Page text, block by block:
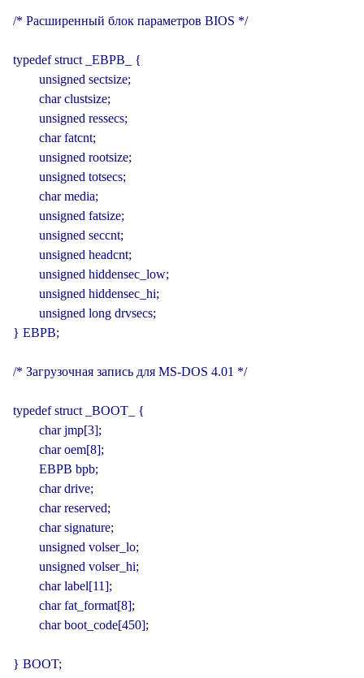
/* Расширенный блок параметров BIOS */
typedef struct _EBPB_ {
        unsigned sectsize;
        char clustsize;
        unsigned ressecs;
        char fatcnt;
        unsigned rootsize;
        unsigned totsecs;
        char media;
        unsigned fatsize;
        unsigned seccnt;
        unsigned headcnt;
        unsigned hiddensec_low;
        unsigned hiddensec_hi;
        unsigned long drvsecs;
} EBPB;
/* Загрузочная запись для MS-DOS 4.01 */
typedef struct _BOOT_ {
        char jmp[3];
        char oem[8];
        EBPB bpb;
        char drive;
        char reserved;
        char signature;
        unsigned volser_lo;
        unsigned volser_hi;
        char label[11];
        char fat_format[8];
        char boot_code[450];
} BOOT;